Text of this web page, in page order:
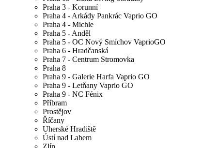
Praha 3 - Korunní
Praha 4 - Arkády Pankrác Vaprio GO
Praha 4 - Michle
Praha 5 - Anděl
Praha 5 - OC Nový Smíchov VaprioGO
Praha 6 - Hradčanská
Praha 7 - Centrum Stromovka
Praha 8
Praha 9 - Galerie Harfa Vaprio GO
Praha 9 - Letňany Vaprio GO
Praha 9 - NC Fénix
Příbram
Prostějov
Říčany
Uherské Hradiště
Ústí nad Labem